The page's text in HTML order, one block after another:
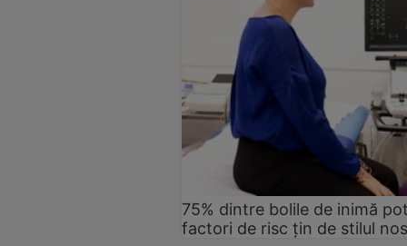
75% dintre bolile de inimă
factori de risc țin de stilul